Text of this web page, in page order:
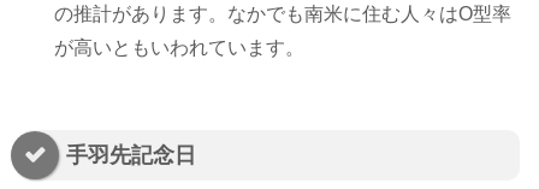
の推計があります。なかでも南米に住む人々はO型率
が高いともいわれています。
手羽先記念日